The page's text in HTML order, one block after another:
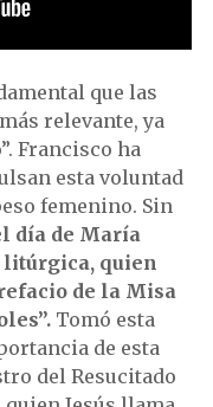
que las
relevante, ya
Francisco ha
esta voluntad
femenino. Sin
día de María
litúrgica, quien
de la Misa
Tomó esta
de esta
del Resucitado